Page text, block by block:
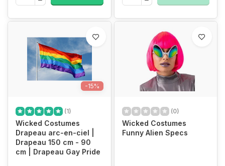
-15%
(1)
Wicked Costumes
Drapeau arc-en-ciel |
Drapeau 150 cm - 90
cm | Drapeau Gay Pride
(0)
Wicked Costumes
Funny Alien Specs